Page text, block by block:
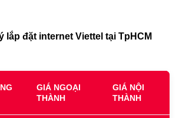
lắp đặt internet Viettel tại TpHCM
GIÁ NGOẠI
THÀNH
GIÁ NỘI
THÀNH